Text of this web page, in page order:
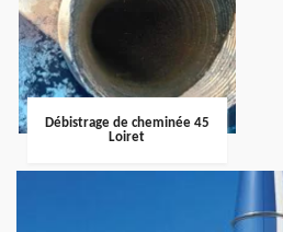
Débistrage de cheminée 45
Loiret